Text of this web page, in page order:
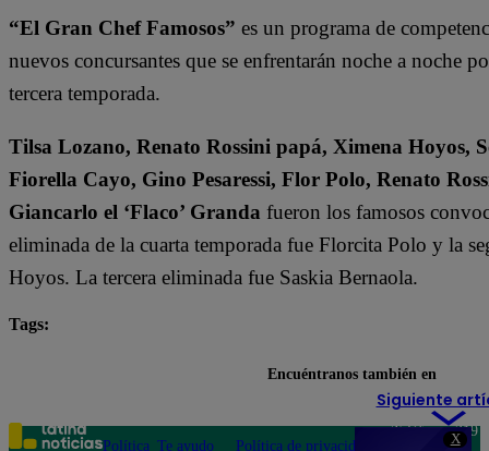
X
“El Gran Chef Famosos” es un programa de
nuevos concursantes que se enfrentarán noche a noche
tercera temporada.
Tilsa Lozano, Renato Rossini papá, Ximena Hoyos,
Fiorella Cayo, Gino Pesaressi, Flor Polo, Renato
Giancarlo el ‘Flaco’ Granda fueron los famosos
eliminada de la cuarta temporada fue Florcita Polo y la
Hoyos. La tercera eliminada fue Saskia Bernaola.
Tags:
Siguiente
Encuéntranos también en
Política Te ayudo Política de privacidad
Teléfono: 219